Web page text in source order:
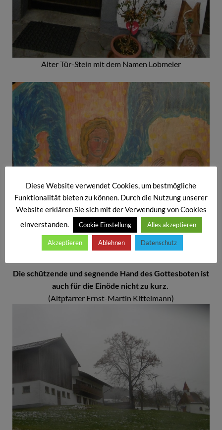
Alter Tür-Stein mit dem Namen Lobmeier
Impuls zur Bildtafel:
Die schützende und segnende Hand des Gottesboten ist
auch für die Einöde nicht zu kurz.
(Altpfarrer Ernst-Martin Kittelmann)
Diese Website verwendet Cookies, um bestmögliche
Funktionalität bieten zu können. Durch die Nutzung unserer
Website erklären Sie sich mit der Verwendung von Cookies
einverstanden.
Cookie Einstellung Alles akzeptieren
Akzeptieren Ablehnen Datenschutz